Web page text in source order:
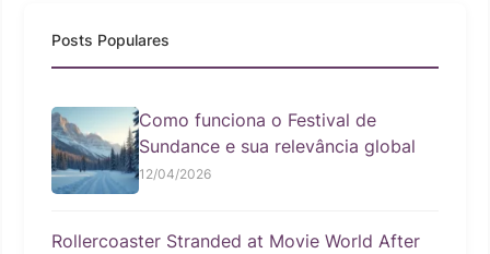
Posts Populares
Como funciona o Festival de
Sundance e sua relevância global
12/04/2026
Rollercoaster Stranded at Movie World After